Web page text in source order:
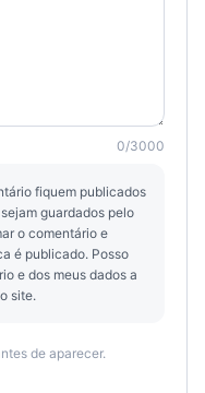
0/3000
fiquem publicados
guardados pelo
o comentário e
é publicado. Posso
e dos meus dados a
site.
de aparecer.